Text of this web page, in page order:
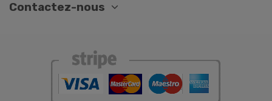
Contactez-nous